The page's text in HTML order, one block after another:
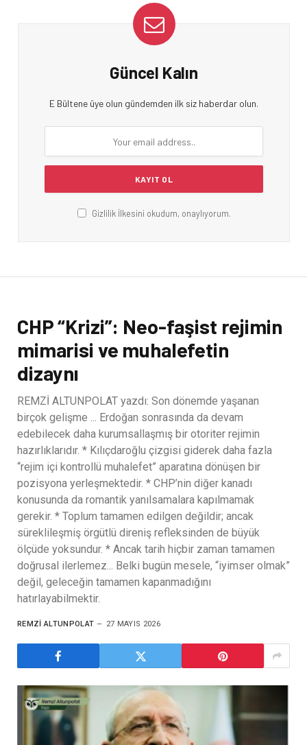
Güncel Kalın
E Bültene üye olun gündemden ilk siz haberdar olun.
Gizlilik İlkesini okudum, onaylıyorum.
CHP “Krizi”: Neo-faşist rejimin
mimarisi ve muhalefetin
dizaynı
REMZİ ALTUNPOLAT yazdı: Son dönemde yaşanan
birçok gelişme ... Erdoğan sonrasında da devam
edebilecek daha kurumsallaşmış bir otoriter rejimin
hazırlıklarıdır. * Kılıçdaroğlu çizgisi giderek daha fazla
“rejim içi kontrollü muhalefet” aparatına dönüşen bir
pozisyona yerleşmektedir. * CHP’nin diğer kanadı
konusunda da romantik yanılsamalara kapılmamak
gerekir. * Toplum tamamen edilgen değildir; ancak
süreklileşmiş örgütlü direniş refleksinden de büyük
ölçüde yoksundur. * Ancak tarih hiçbir zaman tamamen
doğrusal ilerlemez... Belki bugün mesele, “iyimser olmak”
değil, geleceğin tamamen kapanmadığını
hatırlayabilmektir.
REMZI ALTUNPOLAT 27 MAYIS 2026